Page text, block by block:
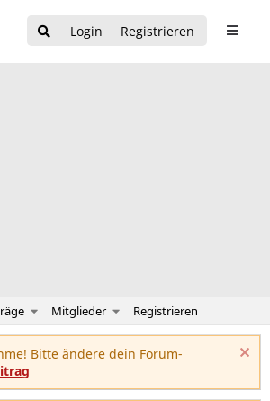
Login Registrieren
Mitglieder Registrieren
Bitte ändere dein Forum-